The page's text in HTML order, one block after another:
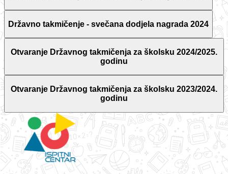
Državno takmičenje - svečana dodjela nagrada 2024
Otvaranje Državnog takmičenja za školsku 2024/2025.
godinu
Otvaranje Državnog takmičenja za školsku 2023/2024.
godinu